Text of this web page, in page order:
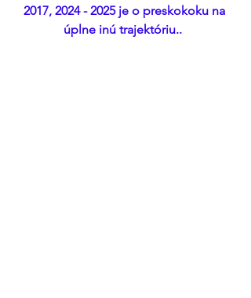
2017, 2024 - 2025 je o preskokoku na
úplne inú trajektóriu..